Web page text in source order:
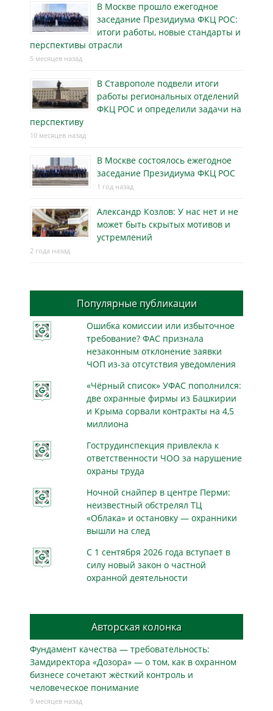
В Москве прошло ежегодное
заседание Президиума ФКЦ РОС:
итоги работы, новые стандарты и
перспективы отрасли
5 месяцев назад
В Ставрополе подвели итоги
работы региональных отделений
ФКЦ РОС и определили задачи на
перспективу
10 месяцев назад
В Москве состоялось ежегодное
заседание Президиума ФКЦ РОС
1 год назад
Александр Козлов: У нас нет и не
может быть скрытых мотивов и
устремлений
2 года назад
Популярные публикации
Ошибка комиссии или избыточное
требование? ФАС признала
незаконным отклонение заявки
ЧОП из-за отсутствия уведомления
«Чёрный список» УФАС пополнился:
две охранные фирмы из Башкирии
и Крыма сорвали контракты на 4,5
миллиона
Гострудинспекция привлекла к
ответственности ЧОО за нарушение
охраны труда
Ночной снайпер в центре Перми:
неизвестный обстрелял ТЦ
«Облака» и остановку — охранники
вышли на след
С 1 сентября 2026 года вступает в
силу новый закон о частной
охранной деятельности
Авторская колонка
Фундамент качества — требовательность:
Замдиректора «Дозора» — о том, как в охранном
бизнесe сочетают жёсткий контроль и
человеческое понимание
9 месяцев назад